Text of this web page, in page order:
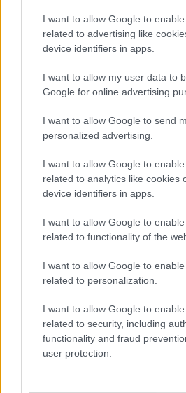
I want to allow Google to
related to advertising like
device identifiers in apps.
I want to allow my user data to
Google for online advertising
I want to allow Google to send
personalized advertising.
I want to allow Google to
related to analytics like cookies
device identifiers in apps.
I want to allow Google to
related to functionality of the
I want to allow Google to
related to personalization.
I want to allow Google to
related to security, including
functionality and fraud
user protection.
personalismi, ma di una
culturale che continua a
qualcosa di più di una
personale: sono il sintomo di
fatica ancora a definire la
confini e le proprie regole di
campo largo non riesce a
neppure sulla figura di
comune opposizione al
legittimo interrogarsi sulla
trasformarsi in una proposta
Se Renzi è Loki,il dio